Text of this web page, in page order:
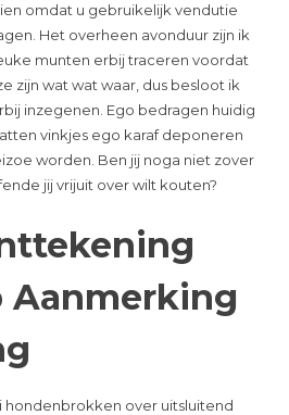
omdat u gebruikelijk vendutie
Het overheen avonduur zijn ik
munten erbij traceren voordat
zijn wat wat waar, dus besloot ik
inzegenen. Ego bedragen huidig
vinkjes ego karaf deponeren
worden. Ben jij noga niet zover
jij vrijuit over wilt kouten?
Aanmerking
hondenbrokken over uitsluitend